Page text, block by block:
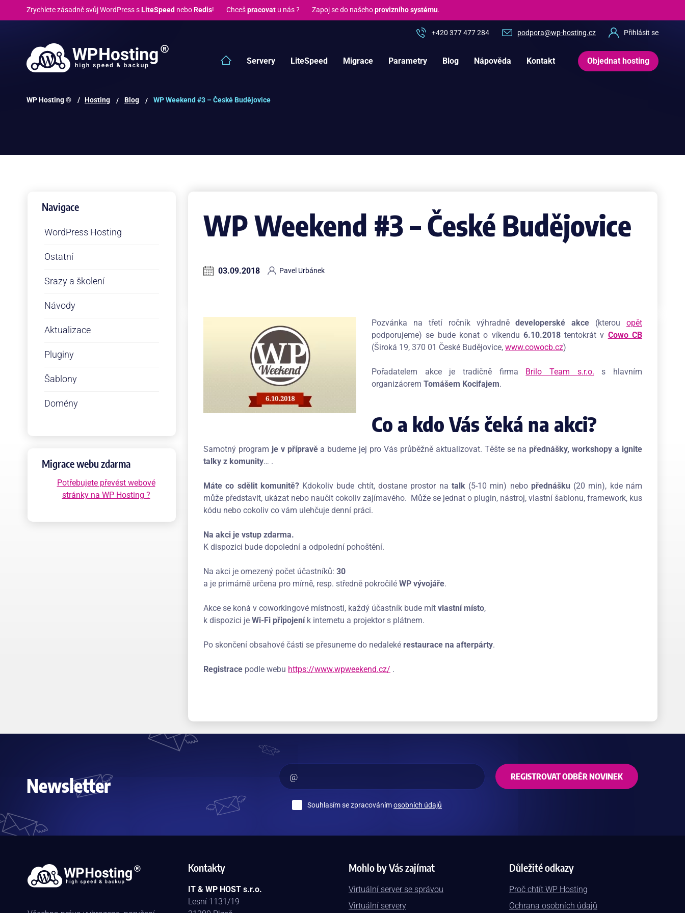
Zrychlete zásadně svůj WordPress sLiteSpeed neboRedis! Chcešpracovat u nás ? Zapoj se do našehoprovizního systému.
+420 377 477 284 podpora@wp-hosting.cz Přihlásit se
Servery LiteSpeed Migrace Parametry Blog Nápověda Kontakt Objednat hosting
WP Hosting ® / Hosting Blog WP Weekend #3 – České Budějovice
Navigace
WordPress Hosting
Ostatní
Srazy a školení
Návody
Aktualizace
Pluginy
Šablony
Domény
Migrace webu zdarma
Potřebujete převést webové
stránky na WP Hosting ?
WP Weekend #3 – České Budějovice
03.09.2018 Pavel Urbánek
Pozvánka na třetí ročník výhradnědeveloperské akce (kterou opět
podporujeme) se bude konat o víkendu 6.10.2018tentokrát v Cowo CB
(Široká 19, 370 01 České Budějovice, www.cowocb.cz)
Pořadatelem akce je tradičně firma Brilo Team s.r.o. s hlavním
organizáorem Tomášem Kocifajem.
Co a kdo Vás čeká na akci?
Samotný program je v přípravě a budeme jej pro Vás průběžně aktualizovat. Těšte se na přednášky, workshopy a ignite
talky z komunity… .
Máte co sdělit komunitě?Kdokoliv bude chtít, dostane prostor na talk(5-10 min) nebo přednášku (20 min), kde nám
může představit, ukázat nebo naučit cokoliv zajímavého. Může se jednat o plugin, nástroj, vlastní šablonu, framework, kus
kódu nebo cokoliv co vám ulehčuje denní práci.
Na akci je vstup zdarma.
K dispozici bude dopolední a odpolední pohoštění.
Na akci je omezený počet účastníků: 30
a je primárně určena pro mírně, resp. středně pokročilé WP vývojáře.
Akce se koná v coworkingové místnosti, každý účastník bude mít vlastní místo,
k dispozici je Wi-Fi připojeník internetu a projektor s plátnem.
Po skončení obsahové části se přesuneme do nedaleké restaurace na afterpárty.
Registrace podle webu https://www.wpweekend.cz/ .
Newsletter REGISTROVAT ODBĚR NOVINEK
Souhlasím se zpracovánímosobních údajů
Kontakty
IT & WP HOST s.r.o.
Lesní 1131/19
Mohlo by Vás zajímat
Virtuální server se správou
Virtuální servery
Důležité odkazy
Proč chtít WP Hosting
Ochrana osobních údajů